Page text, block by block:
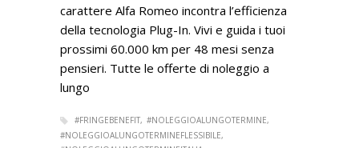
carattere Alfa Romeo incontra l’efficienza
della tecnologia Plug-In. Vivi e guida i tuoi
prossimi 60.000 km per 48 mesi senza
pensieri. Tutte le offerte di noleggio a
lungo
#FRINGEBENEFIT #NOLEGGIOALUNGOTERMINE
#NOLEGGIOALUNGOTERMINEFLESSIBILE